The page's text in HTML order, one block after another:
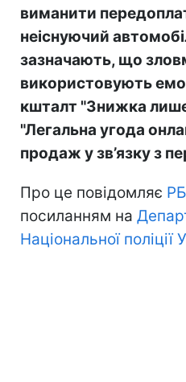
виманити
неіснуючий
зазначають, що
використовують
кшталт "Знижка
"Легальна угода
продаж у зв’язку з
Про це повідомляє
посиланням на
Національної поліції